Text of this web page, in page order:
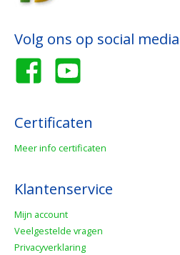
Volg ons op social media
Certificaten
Meer info certificaten
Klantenservice
Mijn account
Veelgestelde vragen
Privacyverklaring